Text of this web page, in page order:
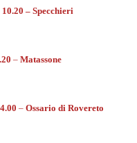
10.20 – Specchieri
–Matassone
–Ossario di Rovereto